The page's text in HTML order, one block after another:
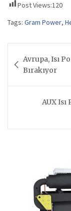
Post Views:120
Tags: Gram Power,
Avrupa, Isı
Bırakıyor
AUX